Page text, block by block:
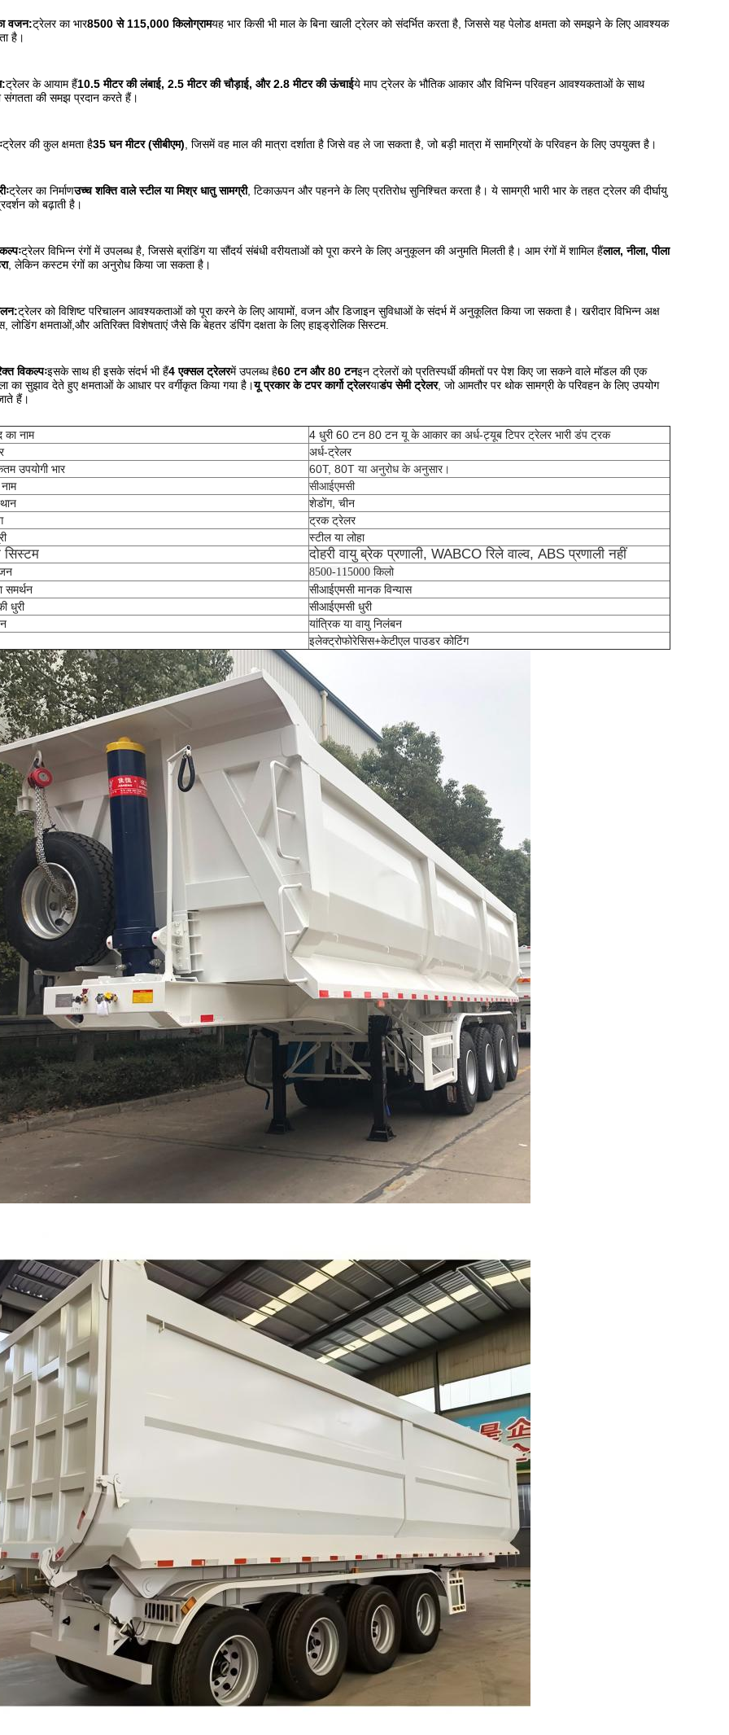
वजन:ट्रेलर का भार8500 से 115,000 किलोग्रामयह भार किसी भी माल के बिना खाली ट्रेलर को संदर्भित करता है, जिससे यह पेलोड क्षमता को समझने के लिए आवश्यक
है।
ट्रेलर के आयाम हैं10.5 मीटर की लंबाई, 2.5 मीटर की चौड़ाई, और 2.8 मीटर की ऊंचाईये माप ट्रेलर के भौतिक आकार और विभिन्न परिवहन आवश्यकताओं के साथ
संगतता की समझ प्रदान करते हैं।
ट्रेलर की कुल क्षमता है35 घन मीटर (सीबीएम) , जिसमें वह माल की मात्रा दर्शाता है जिसे वह ले जा सकता है, जो बड़ी मात्रा में सामग्रियों के परिवहन के लिए उपयुक्त है।
ट्रेलर का निर्माणउच्च शक्ति वाले स्टील या मिश्र धातु सामग्री, टिकाऊपन और पहनने के लिए प्रतिरोध सुनिश्चित करता है। ये सामग्री भारी भार के तहत ट्रेलर की दीर्घायु
को बढ़ाती है।
ट्रेलर विभिन्न रंगों में उपलब्ध है, जिससे ब्रांडिंग या सौंदर्य संबंधी वरीयताओं को पूरा करने के लिए अनुकूलन की अनुमति मिलती है। आम रंगों में शामिल हैंलाल, नीला, पीला
, लेकिन कस्टम रंगों का अनुरोध किया जा सकता है।
ट्रेलर को विशिष्ट परिचालन आवश्यकताओं को पूरा करने के लिए आयामों, वजन और डिजाइन सुविधाओं के संदर्भ में अनुकूलित किया जा सकता है। खरीदार विभिन्न अक्ष
लोडिंग क्षमताओं,और अतिरिक्त विशेषताएं जैसे कि बेहतर डंपिंग दक्षता के लिए हाइड्रोलिक सिस्टम.
विकल्पःइसके साथ ही इसके संदर्भ भी हैं4 एक्सल ट्रेलरमें उपलब्ध है60 टन और 80 टनइन ट्रेलरों को प्रतिस्पर्धी कीमतों पर पेश किए जा सकने वाले मॉडल की एक
का सुझाव देते हुए क्षमताओं के आधार पर वर्गीकृत किया गया है।यू प्रकार के टपर कार्गो ट्रेलरयाडंप सेमी ट्रेलर, जो आमतौर पर थोक सामग्री के परिवहन के लिए उपयोग
हैं।
का नाम
4 धुरी 60 टन 80 टन यू के आकार का अर्ध-ट्यूब टिपर ट्रेलर भारी डंप ट्रक
अर्ध-ट्रेलर
उपयोगी भार
60T, 80T या अनुरोध के अनुसार।
सीआईएमसी
शेडोंग, चीन
ट्रक ट्रेलर
स्टील या लोहा
सिस्टम दोहरी वायु ब्रेक प्रणाली, WABCO रिले वाल्व, ABS प्रणाली नहीं
8500-115000 किलो
समर्थन
सीआईएमसी मानक विन्यास
धुरी
सीआईएमसी धुरी
यांत्रिक या वायु निलंबन
इलेक्ट्रोफोरेसिस+केटीएल पाउडर कोटिंग